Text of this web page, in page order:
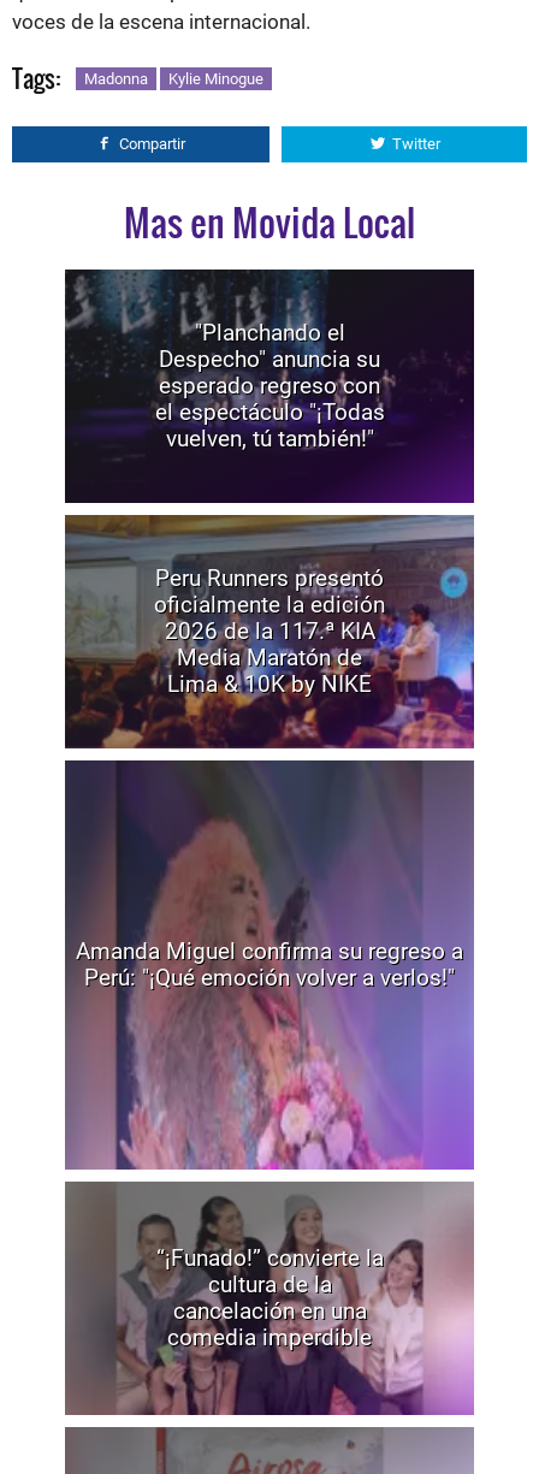
voces de la escena internacional.
Tags: Madonna Kylie Minogue
Compartir Twitter
Mas en Movida Local
"Planchando el
Despecho" anuncia su
esperado regreso con
el espectáculo "¡Todas
vuelven, tú también!"
Peru Runners presentó
oficialmente la edición
2026 de la 117.ª KIA
Media Maratón de
Lima & 10K by NIKE
Amanda Miguel confirma su regreso a
Perú: "¡Qué emoción volver a verlos!"
“¡Funado!” convierte la
cultura de la
cancelación en una
comedia imperdible